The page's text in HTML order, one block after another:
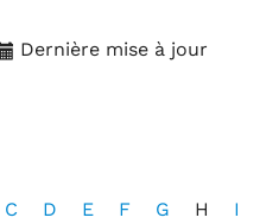
Dernière mise à jour
C D E F G H
I